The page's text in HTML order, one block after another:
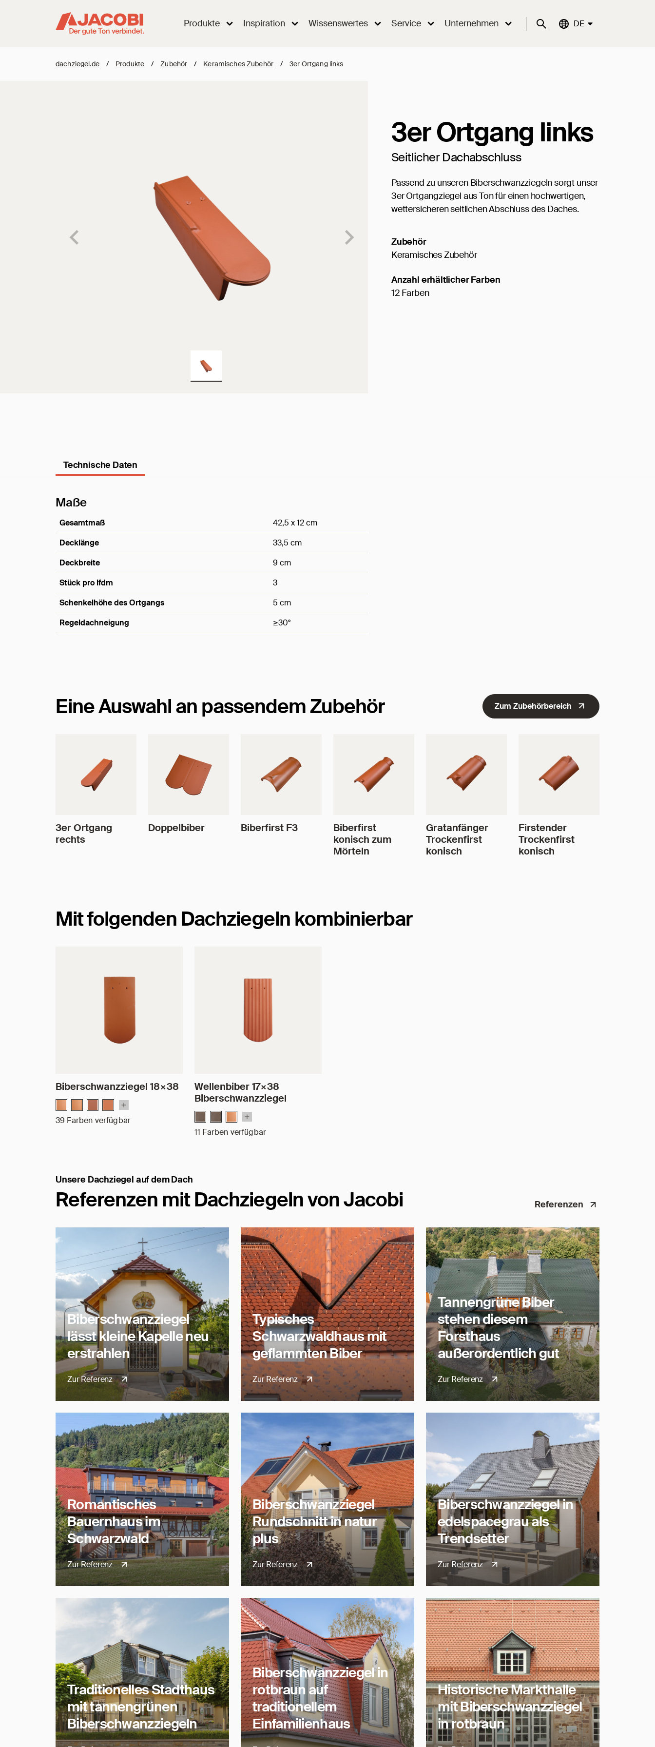
Produkte Inspiration Wissenswertes Service Unternehmen Suche Aktuelle Sprache:
DE
dachziegel.de / Produkte / Zubehör / Keramisches Zubehör / 3er Ortgang links
3er Ortgang links
Seitlicher Dachabschluss
Passend zu unseren Biberschwanzziegeln sorgt unser
3er Ortgangziegel aus Ton für einen hochwertigen,
wettersicheren seitlichen Abschluss des Daches.
Zubehör
Keramisches Zubehör
Anzahl erhältlicher Farben
12 Farben
Technische Daten
Maße
Gesamtmaß
42,5 x 12 cm
Decklänge
33,5 cm
Deckbreite
9 cm
Stück pro lfdm
3
Schenkelhöhe des Ortgangs
5 cm
Regeldachneigung
≥30°
Eine Auswahl an passendem Zubehör Zum Zubehörbereich
3er Ortgang
rechts
Doppelbiber Biberfirst F3
Biberfirst
konisch zum
Mörteln
Gratanfänger
Trockenfirst
konisch
Firstender
Trockenfirst
konisch
Mit folgenden Dachziegeln kombinierbar
Biberschwanzziegel 18×38
39 Farben verfügbar
Wellenbiber 17×38
Biberschwanzziegel
11 Farben verfügbar
Unsere Dachziegel auf dem Dach
Referenzen mit Dachziegeln von Jacobi Referenzen
Biberschwanzziegel
lässt kleine Kapelle neu
erstrahlen
Zur Referenz
Typisches
Schwarzwaldhaus mit
geflammten Biber
Zur Referenz
Tannengrüne Biber
stehen diesem
Forsthaus
außerordentlich gut
Zur Referenz
Romantisches
Bauernhaus im
Schwarzwald
Zur Referenz
Biberschwanzziegel
Rundschnitt in natur
plus
Zur Referenz
Biberschwanzziegel in
edelspacegrau als
Trendsetter
Zur Referenz
Traditionelles Stadthaus
mit tannengrünen
Biberschwanzziegeln
Biberschwanzziegel in
rotbraun auf
traditionellem
Einfamilienhaus
Historische Markthalle
mit Biberschwanzziegel
in rotbraun